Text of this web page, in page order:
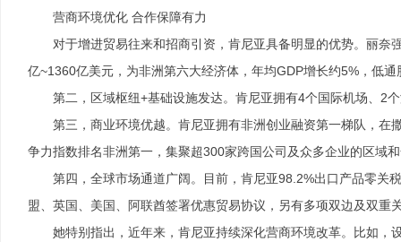
营商环境优化 合作保障有力
对于增进贸易往来和招商引资，肯尼亚具备明显的优势。丽
亿~1360亿美元，为非洲第六大经济体，年均GDP增长约5%，低
第二，区域枢纽+基础设施发达。肯尼亚拥有4个国际机场、2
第三，商业环境优越。肯尼亚拥有非洲创业融资第一梯队，
争力指数排名非洲第一，集聚超300家跨国公司及众多企业的区域
第四，全球市场通道广阔。目前，肯尼亚98.2%出口产品零关
盟、英国、美国、阿联酋签署优惠贸易协议，另有多项双边及双重
她特别指出，近年来，肯尼亚持续深化营商环境改革。比如，